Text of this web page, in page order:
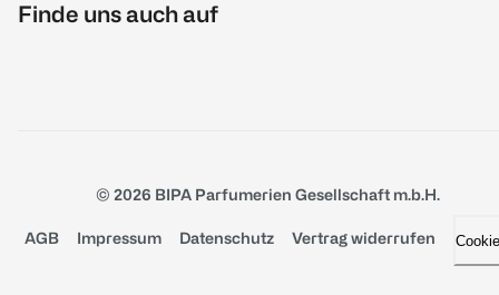
Finde uns auch auf
© 2026 BIPA Parfumerien Gesellschaft m.b.H.
AGB Impressum Datenschutz Vertrag widerrufen